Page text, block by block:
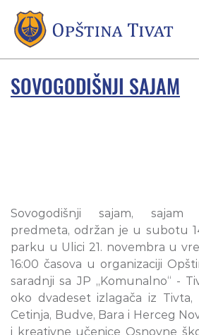
SOVOGODIŠNJI SAJAM
Sovogodišnji sajam,
predmeta, održan je u subotu
parku u Ulici 21. novembra u
16:00 časova u organizaciji
saradnji sa JP „Komunalno“ -
oko dvadeset izlagača iz Tivta,
Cetinja, Budve, Bara i Herceg
i kreativne učenice Osnovne